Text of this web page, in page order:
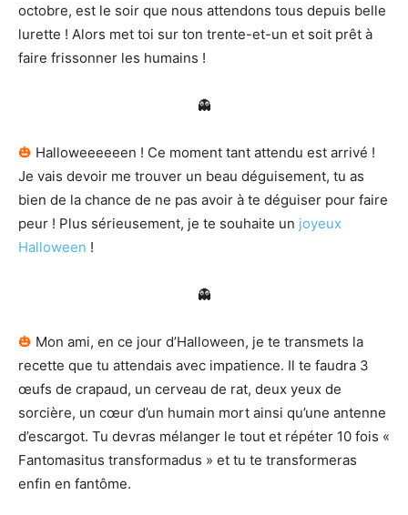
octobre, est le soir que nous attendons tous depuis belle
lurette ! Alors met toi sur ton trente-et-un et soit prêt à
faire frissonner les humains !
👻
🎃 Halloweeeeeen ! Ce moment tant attendu est arrivé !
Je vais devoir me trouver un beau déguisement, tu as
bien de la chance de ne pas avoir à te déguiser pour faire
peur ! Plus sérieusement, je te souhaite un joyeux
Halloween !
👻
🎃 Mon ami, en ce jour d’Halloween, je te transmets la
recette que tu attendais avec impatience. Il te faudra 3
œufs de crapaud, un cerveau de rat, deux yeux de
sorcière, un cœur d’un humain mort ainsi qu’une antenne
d’escargot. Tu devras mélanger le tout et répéter 10 fois «
Fantomasitus transformadus » et tu te transformeras
enfin en fantôme.